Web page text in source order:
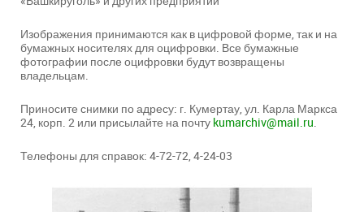
Изображения принимаются как в цифровой форме, так и на
бумажных носителях для оцифровки. Все бумажные
фотографии после оцифровки будут возвращены
владельцам.
Приносите снимки по адресу: г. Кумертау, ул. Карла Маркса
24, корп. 2 или присылайте на почту kumarchiv@mail.ru.
Телефоны для справок: 4-72-72, 4-24-03